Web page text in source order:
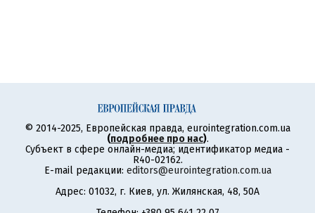
© 2014-2025, Европейская правда, eurointegration.com.ua
(подробнее про нас).
Субъект в сфере онлайн-медиа; идентификатор медиа -
R40-02162.
E-mail редакции: editors@eurointegration.com.ua
Адрес: 01032, г. Киев, ул. Жилянская, 48, 50А